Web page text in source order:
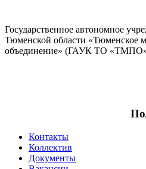
Государственное автономное
Тюменской области «Тюменское
объединение» (ГАУК ТО
Контакты
Коллектив
Документы